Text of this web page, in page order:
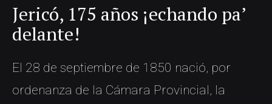
Jericó, 175 años ¡echando pa’
delante!
El 28 de septiembre de 1850 nació, por
ordenanza de la Cámara Provincial, la